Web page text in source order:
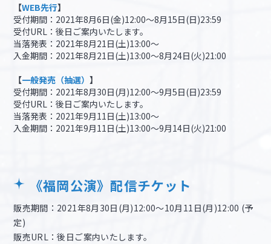
【WEB先行】
受付期間：2021年8月6日(金)12:00～8月15日(日)23:59
受付URL：後日ご案内いたします。
当落発表：2021年8月21日(土)13:00～
入金期間：2021年8月21日(土)13:00～8月24日(火)21:00
【一般発売（抽選）】
受付期間：2021年8月30日(月)12:00～9月5日(日)23:59
受付URL：後日ご案内いたします。
当落発表：2021年9月11日(土)13:00～
入金期間：2021年9月11日(土)13:00～9月14日(火)21:00
《福岡公演》配信チケット
販売期間：2021年8月30日(月)12:00〜10月11日(月)12:00 (予
定)
販売URL：後日ご案内いたします。